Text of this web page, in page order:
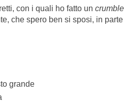
con i quali ho fatto un crumble
che spero ben si sposi, in
grande